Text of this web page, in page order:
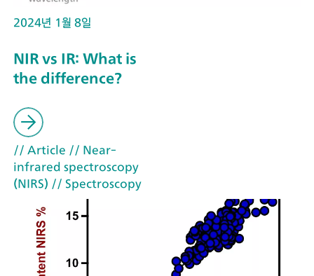
2024년 1월 8일
NIR vs IR: What is
the difference?
// Article // Near-
infrared spectroscopy
(NIRS) // Spectroscopy